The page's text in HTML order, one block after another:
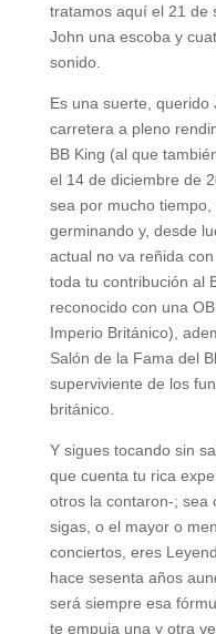
tratamos aquí el 21 de
John una escoba y
sonido.
Es una suerte, querido
carretera a pleno
BB King (al que
el 14 de diciembre de
sea por mucho
germinando y, desde
actual no va reñida
toda tu contribución al
reconocido con una
Imperio Británico),
Salón de la Fama del
superviviente de los
británico.
Y sigues tocando sin
que cuenta tu rica
otros la contaron-; sea
sigas, o el mayor o
conciertos, eres
hace sesenta años
será siempre esa
te empuja una y otra